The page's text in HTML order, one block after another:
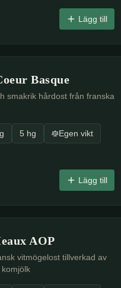
Lägg till
Basque
smakrik hårdost från franska
5 hg Egen vikt
Lägg till
AOP
vitmögelost tillverkad av